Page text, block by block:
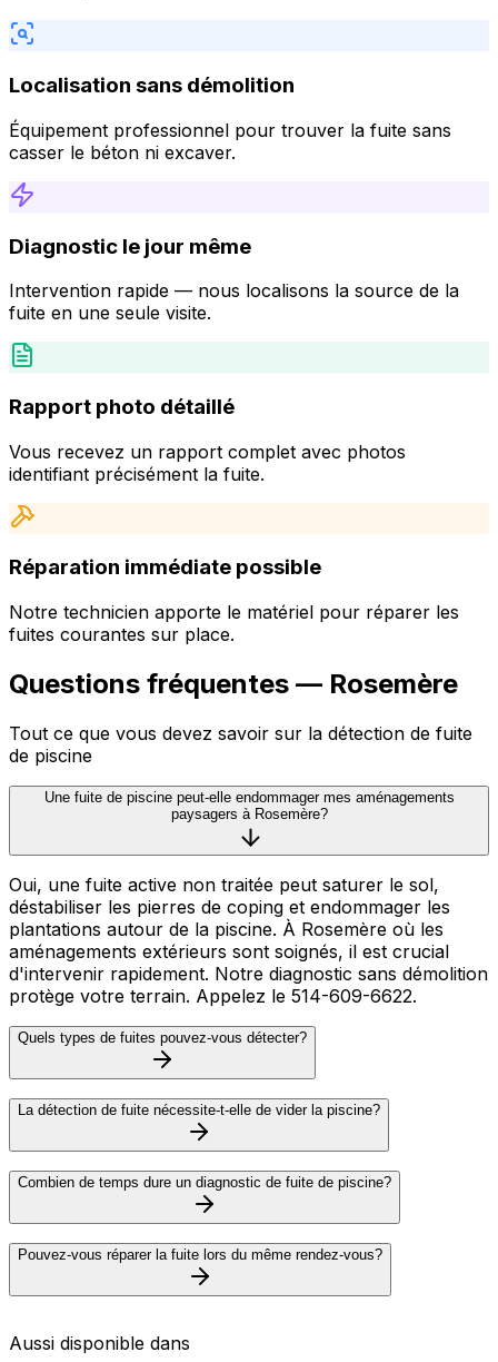
Localisation sans démolition
Équipement professionnel pour trouver la fuite sans
casser le béton ni excaver.
Diagnostic le jour même
Intervention rapide — nous localisons la source de la
fuite en une seule visite.
Rapport photo détaillé
Vous recevez un rapport complet avec photos
identifiant précisément la fuite.
Réparation immédiate possible
Notre technicien apporte le matériel pour réparer les
fuites courantes sur place.
Questions fréquentes — Rosemère
Tout ce que vous devez savoir sur la détection de fuite
de piscine
Une fuite de piscine peut-elle endommager mes aménagements
paysagers à Rosemère?
Oui, une fuite active non traitée peut saturer le sol,
déstabiliser les pierres de coping et endommager les
plantations autour de la piscine. À Rosemère où les
aménagements extérieurs sont soignés, il est crucial
d'intervenir rapidement. Notre diagnostic sans démolition
protège votre terrain. Appelez le 514-609-6622.
Quels types de fuites pouvez-vous détecter?
La détection de fuite nécessite-t-elle de vider la piscine?
Combien de temps dure un diagnostic de fuite de piscine?
Pouvez-vous réparer la fuite lors du même rendez-vous?
Aussi disponible dans